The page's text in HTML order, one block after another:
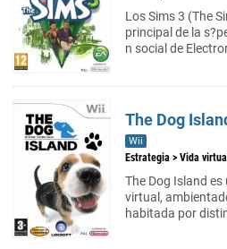
Los Sims 3 (The
principal de la
n social de
The Dog
Wii
Estrategia > Vida virtual
The Dog Island
virtual,
habitada por